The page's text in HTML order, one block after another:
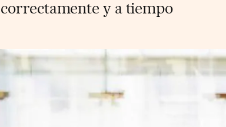
correctamente y a tiempo